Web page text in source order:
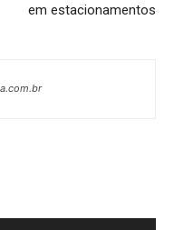
em estacionamentos